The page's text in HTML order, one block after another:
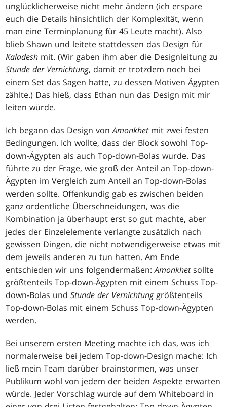
unglücklicherweise nicht mehr ändern (ich erspare
euch die Details hinsichtlich der Komplexität, wenn
man eine Terminplanung für 45 Leute macht). Also
blieb Shawn und leitete stattdessen das Design für
Kaladesh mit. (Wir gaben ihm aber die Designleitung zu
Stunde der Vernichtung, damit er trotzdem noch bei
einem Set das Sagen hatte, zu dessen Motiven Ägypten
zählte.) Das hieß, dass Ethan nun das Design mit mir
leiten würde.
Ich begann das Design vonAmonkhetmit zwei festen
Bedingungen. Ich wollte, dass der Block sowohl Top-
down-Ägypten als auch Top-down-Bolas wurde. Das
führte zu der Frage, wie groß der Anteil an Top-down-
Ägypten im Vergleich zum Anteil an Top-down-Bolas
werden sollte. Offenkundig gab es zwischen beiden
ganz ordentliche Überschneidungen, was die
Kombination ja überhaupt erst so gut machte, aber
jedes der Einzelelemente verlangte zusätzlich nach
gewissen Dingen, die nicht notwendigerweise etwas mit
dem jeweils anderen zu tun hatten. Am Ende
entschieden wir uns folgendermaßen:Amonkhetsollte
größtenteils Top-down-Ägypten mit einem Schuss Top-
down-Bolas undStunde der Vernichtunggrößtenteils
Top-down-Bolas mit einem Schuss Top-down-Ägypten
werden.
Bei unserem ersten Meeting machte ich das, was ich
normalerweise bei jedem Top-down-Design mache: Ich
ließ mein Team darüber brainstormen, was unser
Publikum wohl von jedem der beiden Aspekte erwarten
würde. Jeder Vorschlag wurde auf dem Whiteboard in